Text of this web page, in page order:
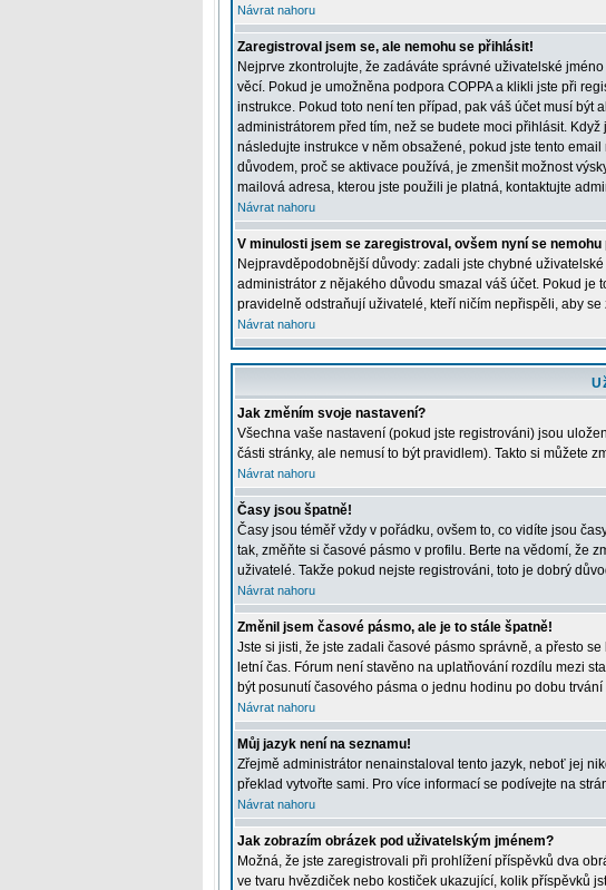
Návrat nahoru
Zaregistroval jsem se, ale nemohu se přihlásit!
Nejprve zkontrolujte, že zadáváte správné uživatelské
věcí. Pokud je umožněna podpora COPPA a klikli jste při
instrukce. Pokud toto není ten případ, pak váš účet musí být
administrátorem před tím, než se budete moci přihlásit.
následujte instrukce v něm obsažené, pokud jste tento
důvodem, proč se aktivace používá, je zmenšit možnost
mailová adresa, kterou jste použili je platná, kontaktujte
Návrat nahoru
V minulosti jsem se zaregistroval, ovšem nyní se nemohu
Nejpravděpodobnější důvody: zadali jste chybné
administrátor z nějakého důvodu smazal váš účet. Pokud je
pravidelně odstraňují uživatelé, kteří ničím nepřispěli, aby
Návrat nahoru
Jak změním svoje nastavení?
Všechna vaše nastavení (pokud jste registrováni) jsou
části stránky, ale nemusí to být pravidlem). Takto si můžete
Návrat nahoru
Časy jsou špatně!
Časy jsou téměř vždy v pořádku, ovšem to, co vidíte jsou
tak, změňte si časové pásmo v profilu. Berte na vědomí, že
uživatelé. Takže pokud nejste registrováni, toto je dobrý
Návrat nahoru
Změnil jsem časové pásmo, ale je to stále špatně!
Jste si jisti, že jste zadali časové pásmo správně, a přesto
letní čas. Fórum není stavěno na uplatňování rozdílu mezi
být posunutí časového pásma o jednu hodinu po dobu
Návrat nahoru
Můj jazyk není na seznamu!
Zřejmě administrátor nenainstaloval tento jazyk, neboť jej
překlad vytvořte sami. Pro více informací se podívejte na
Návrat nahoru
Jak zobrazím obrázek pod uživatelským jménem?
Možná, že jste zaregistrovali při prohlížení příspěvků dva
ve tvaru hvězdiček nebo kostiček ukazující, kolik příspěvků